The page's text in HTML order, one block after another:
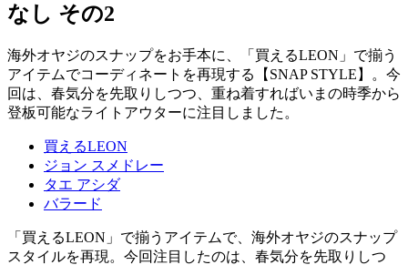
なし その2
海外オヤジのスナップをお手本に、「買えるLEON」で揃う
アイテムでコーディネートを再現する【SNAP STYLE】。今
回は、春気分を先取りしつつ、重ね着すればいまの時季から
登板可能なライトアウターに注目しました。
買えるLEON
ジョン スメドレー
タエ アシダ
バラード
「買えるLEON」で揃うアイテムで、海外オヤジのスナップ
スタイルを再現。今回注目したのは、春気分を先取りしつ